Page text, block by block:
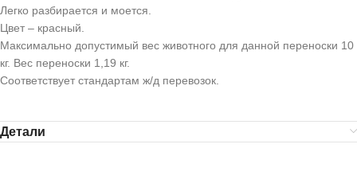
Легко разбирается и моется.
Цвет – красный.
Максимально допустимый вес животного для данной переноски 10
кг. Вес переноски 1,19 кг.
Соответствует стандартам ж/д перевозок.
Детали